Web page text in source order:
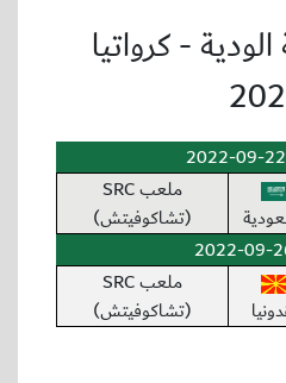
الودية - كرواتيا
ملعب SRC
(تشاكوفيتش)
ملعب SRC
(تشاكوفيتش)